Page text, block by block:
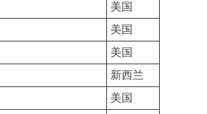
美国
美国
美国
新西兰
美国